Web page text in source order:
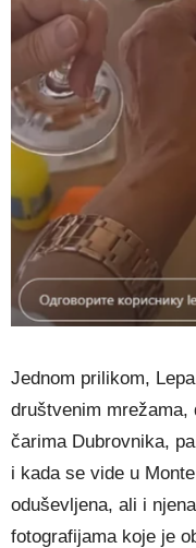
Jednom prilikom,
društvenim mrežama,
čarima Dubrovnika,
i kada se vide u
oduševljena, ali i
fotografijama koje je